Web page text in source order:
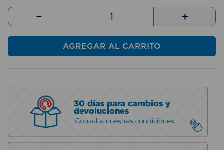
＋
－
AGREGAR AL CARRITO